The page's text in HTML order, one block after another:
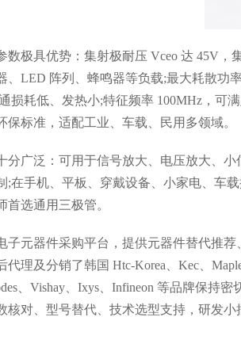
数极具优势：集射极耐压 Vceo 达 45V，
、LED 阵列、蜂鸣器等负载;最大耗散功
损耗低、发热小;特征频率 100MHz，
保标准，适配工业、车载、民用多领域。
分广泛：可用于信号放大、电压放大、
;在手机、平板、穿戴设备、小家电、车
首选通用三极管。
子元器件采购平台，提供元器件替代推
代理及分销了韩国 Htc-Korea、Kec、
、Vishay、Ixys、Infineon 等品牌保持
核对、型号替代、技术选型支持，研发小